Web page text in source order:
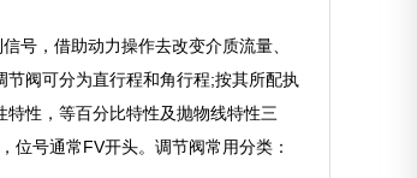
号，借助动力操作去改变介质流量、
阀可分为直行程和角行程;按其所配执
性，等百分比特性及抛物线特性三
位号通常FV开头。调节阀常用分类：